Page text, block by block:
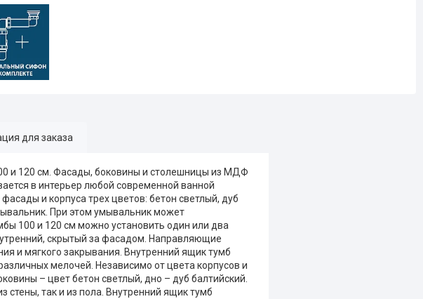
для заказа
и 120 см. Фасады, боковины и столешницы из МДФ
в интерьер любой современной ванной
и корпуса трех цветов: бетон светлый, дуб
При этом умывальник может
100 и 120 см можно установить один или два
скрытый за фасадом. Направляющие
и мягкого закрывания. Внутренний ящик тумб
мелочей. Независимо от цвета корпусов и
– цвет бетон светлый, дно – дуб балтийский.
стены, так и из пола. Внутренний ящик тумб